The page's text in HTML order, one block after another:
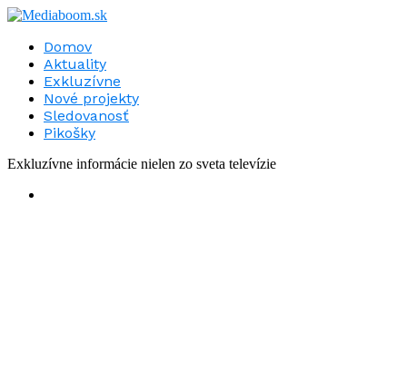
Domov
Aktuality
Exkluzívne
Nové projekty
Sledovanosť
Pikošky
Exkluzívne informácie nielen zo sveta televízie